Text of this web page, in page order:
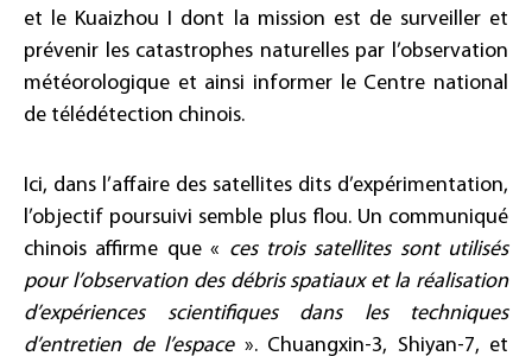
et le Kuaizhou I dont la mission est de surveiller et
prévenir les catastrophes naturelles par l’observation
météorologique et ainsi informer le Centre national
de télédétection chinois.
Ici, dans l’affaire des satellites dits d’expérimentation,
l’objectif poursuivi semble plus flou. Un communiqué
chinois affirme que « ces trois satellites sont utilisés
pour l’observation des débris spatiaux et la réalisation
d’expériences scientifiques dans les techniques
d’entretien de l’espace». Chuangxin-3, Shiyan-7, et